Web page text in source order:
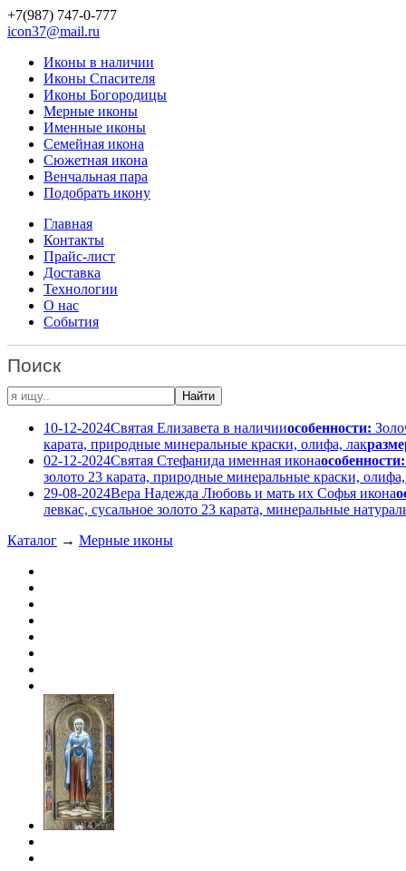
+7(987) 747-0-777
icon37@mail.ru
Иконы в наличии
Иконы Спасителя
Иконы Богородицы
Мерные иконы
Именные иконы
Семейная икона
Сюжетная икона
Венчальная пара
Подобрать икону
Главная
Контакты
Прайс-лист
Доставка
Технологии
О нас
События
Поиск
10-12-2024Святая Елизавета в наличииособенности:
карата, природные минеральные краски, олифа, лак
02-12-2024Святая Стефанида именная иконаособенности:
золото 23 карата, природные минеральные краски,
29-08-2024Вера Надежда Любовь и мать их Софья икона
левкас, сусальное золото 23 карата, минеральные
Каталог → Мерные иконы